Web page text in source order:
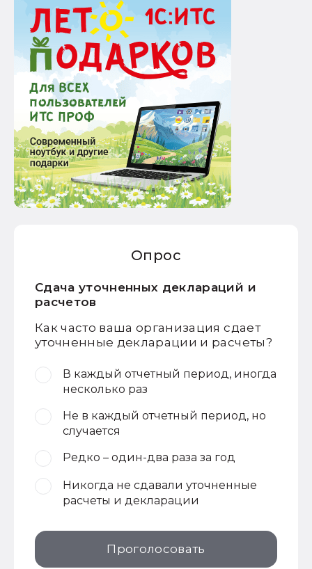
Опрос
Сдача уточненных деклараций и
расчетов
Как часто ваша организация сдает
уточненные декларации и расчеты?
В каждый отчетный период, иногда
несколько раз
Не в каждый отчетный период, но
случается
Редко – один-два раза за год
Никогда не сдавали уточненные
расчеты и декларации
Проголосовать